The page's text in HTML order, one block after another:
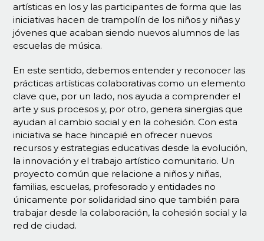
artísticas en los y las participantes de forma que las
iniciativas hacen de trampolín de los niños y niñas y
jóvenes que acaban siendo nuevos alumnos de las
escuelas de música.
En este sentido, debemos entender y reconocer las
prácticas artísticas colaborativas como un elemento
clave que, por un lado, nos ayuda a comprender el
arte y sus procesos y, por otro, genera sinergias que
ayudan al cambio social y en la cohesión. Con esta
iniciativa se hace hincapié en ofrecer nuevos
recursos y estrategias educativas desde la evolución,
la innovación y el trabajo artístico comunitario. Un
proyecto común que relacione a niños y niñas,
familias, escuelas, profesorado y entidades no
únicamente por solidaridad sino que también para
trabajar desde la colaboración, la cohesión social y la
red de ciudad.